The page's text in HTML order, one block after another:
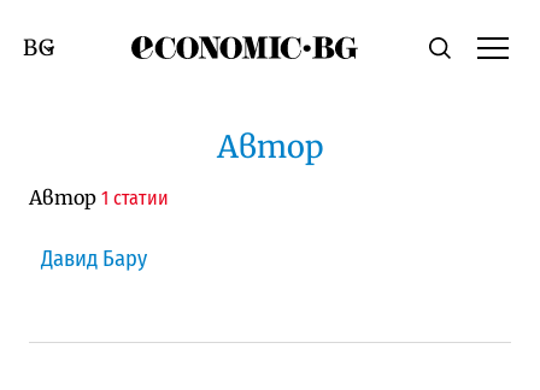
Economic.bgТърсене
Смяна на език
Автор
Автор 1 статии
Давид Бару